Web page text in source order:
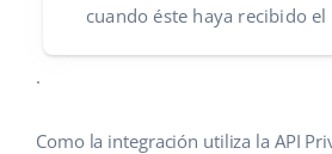
cuando éste haya recibido el
.
Como la integración utiliza la API